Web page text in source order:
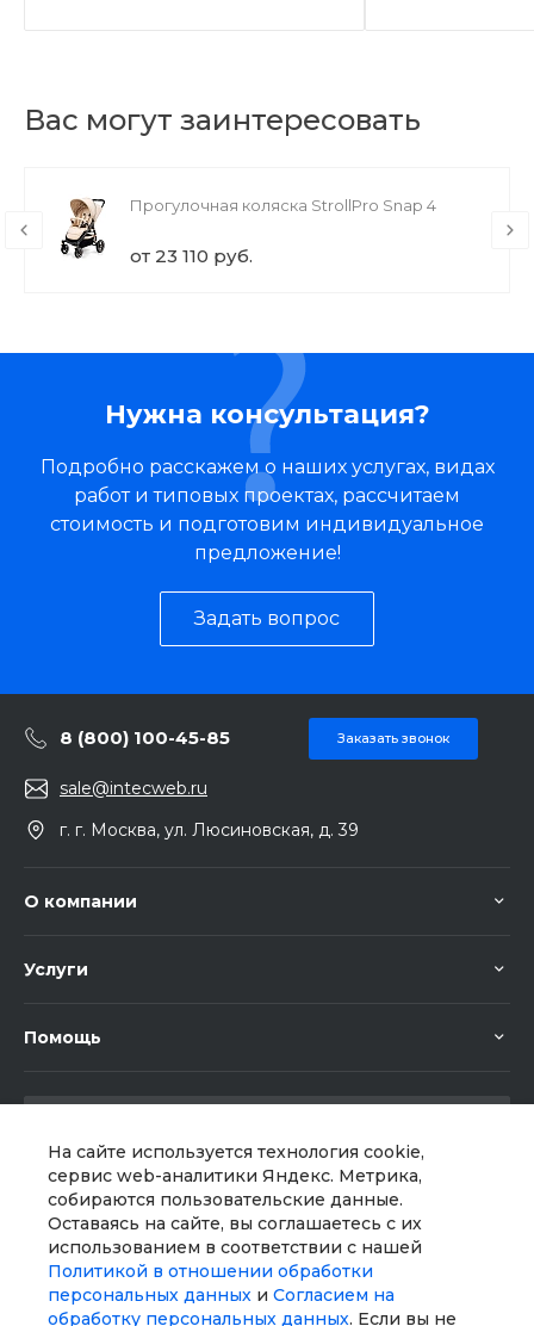
На сайте используется технология cookie,
сервис web-аналитики Яндекс. Метрика,
собираются пользовательские данные.
Оставаясь на сайте, вы соглашаетесь с их
использованием в соответствии с нашей
Политикой в отношении обработки
персональных данных и Согласием на
обработку персональных данных. Если вы не
Вас могут заинтересовать
Прогулочная коляска StrollPro Snap 4
от 23 110 руб.
Нужна консультация?
Подробно расскажем о наших услугах, видах
работ и типовых проектах, рассчитаем
стоимость и подготовим индивидуальное
предложение!
Задать вопрос
8 (800) 100-45-85 Заказать звонок
sale@intecweb.ru
г. г. Москва, ул. Люсиновская, д. 39
О компании
Услуги
Помощь
Мы в соц. сетях